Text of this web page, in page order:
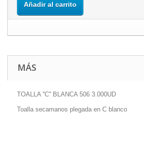
Añadir al carrito
MÁS
TOALLA ''C'' BLANCA 506 3.000UD
Toalla secamanos plegada en C blanco